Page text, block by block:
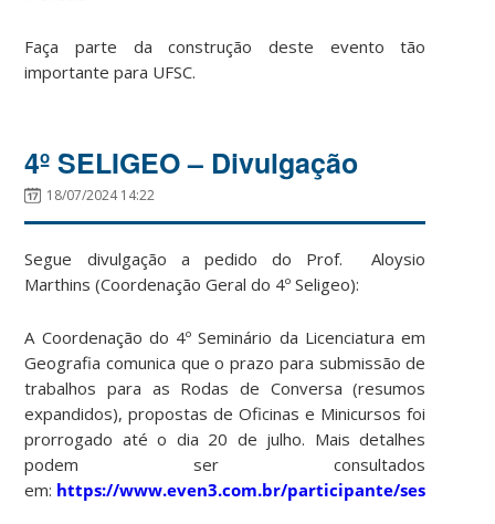
Faça parte da construção deste evento tão
importante para UFSC.
4º SELIGEO – Divulgação
18/07/2024 14:22
Segue divulgação a pedido do Prof. Aloysio
Marthins (Coordenação Geral do 4º Seligeo):
A Coordenação do 4º Seminário da Licenciatura em
Geografia comunica que o prazo para submissão de
trabalhos para as Rodas de Conversa (resumos
expandidos), propostas de Oficinas e Minicursos foi
prorrogado até o dia 20 de julho. Mais detalhes
podem ser consultados
em: https://www.even3.com.br/participante/sessions/